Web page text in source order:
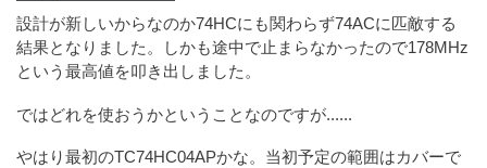
設計が新しいからなのか74HCにも関わらず74ACに匹敵する
結果となりました。しかも途中で止まらなかったので178MHz
という最高値を叩き出しました。
ではどれを使おうかということなのですが......
やはり最初のTC74HC04APかな。当初予定の範囲はカバーで